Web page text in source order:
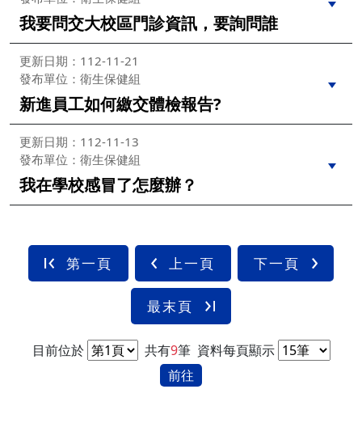
我要問交大校區門診資訊，要詢問誰
更新日期：112-11-21
發布單位：衛生保健組
新進員工如何繳交體檢報告?
更新日期：112-11-13
發布單位：衛生保健組
我在學校感冒了怎麼辦？
第一頁 上一頁 下一頁
最末頁
目前位於 共有9筆 資料每頁顯示
前往